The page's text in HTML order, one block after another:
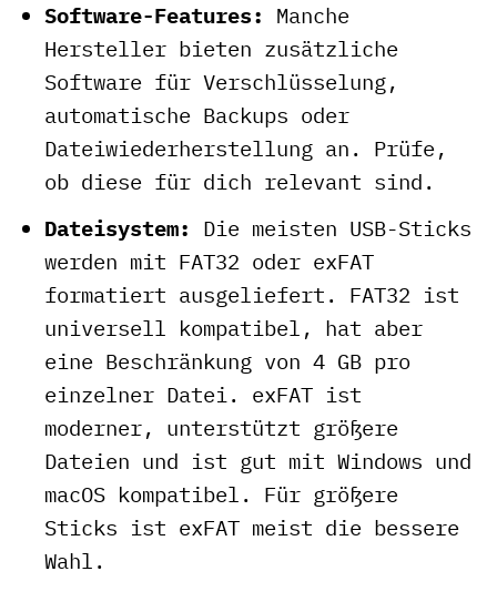
Software-Features: Manche
Hersteller bieten zusätzliche
Software für Verschlüsselung,
automatische Backups oder
Dateiwiederherstellung an. Prüfe,
ob diese für dich relevant sind.
Dateisystem: Die meisten USB-Sticks
werden mit FAT32 oder exFAT
formatiert ausgeliefert. FAT32 ist
universell kompatibel, hat aber
eine Beschränkung von 4 GB pro
einzelner Datei. exFAT ist
moderner, unterstützt größere
Dateien und ist gut mit Windows und
macOS kompatibel. Für größere
Sticks ist exFAT meist die bessere
Wahl.